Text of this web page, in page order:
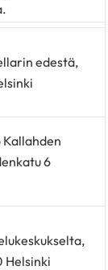
edestä,
Kallahden
6
Helsinki